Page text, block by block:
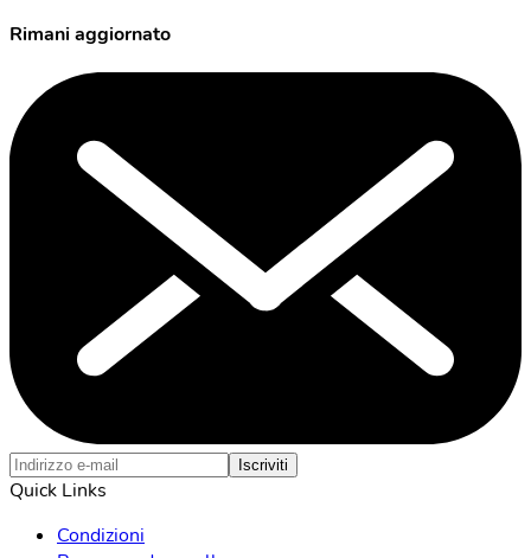
Rimani aggiornato
Iscriviti
Quick Links
Condizioni